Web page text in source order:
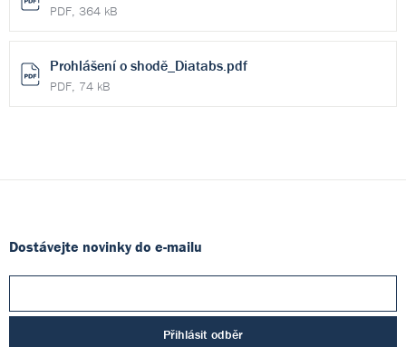
PDF, 364 kB
Prohlášení o shodě_Diatabs.pdf
PDF, 74 kB
Dostávejte novinky do e-mailu
Přihlásit odběr